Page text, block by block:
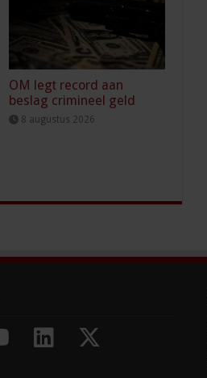
OM legt record aan
beslag crimineel geld
8 augustus 2026